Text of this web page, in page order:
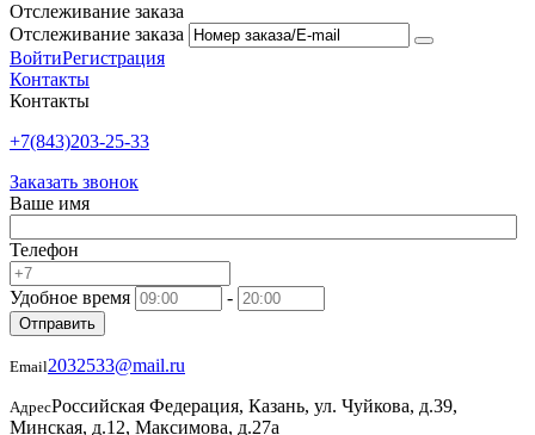
Отслеживание заказа
Отслеживание заказа
ВойтиРегистрация
Контакты
Контакты
+7(843)203-25-33
Заказать звонок
Ваше имя
Телефон
Удобное время -
Отправить
Email2032533@mail.ru
АдресРоссийская Федерация, Казань, ул. Чуйкова, д.39,
Минская, д.12, Максимова, д.27а